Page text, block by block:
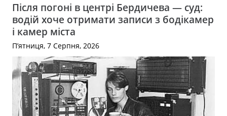
Після погоні в центрі Бердичева — суд:
водій хоче отримати записи з бодікамер
і камер міста
П’ятниця, 7 Серпня, 2026